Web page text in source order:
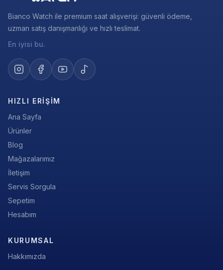
Bianco Watch ile premium saat alışverişi: güvenli ödeme,
uzman satış danışmanlığı ve hızlı teslimat.
En iyisi bu.
HIZLI ERIŞIM
Ana Sayfa
Ürünler
Blog
Mağazalarımız
İletişim
Servis Sorgula
Sepetim
Hesabım
KURUMSAL
Hakkımızda